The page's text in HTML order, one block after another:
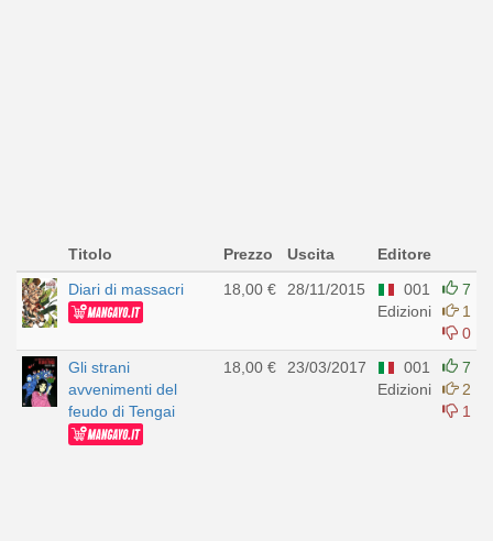
Titolo Prezzo Uscita
Editore
Diari di massacri
18,00 € 28/11/2015
001
Edizioni
7
1
0
Gli strani
avvenimenti del
feudo di Tengai
18,00 € 23/03/2017
001
Edizioni
7
2
1